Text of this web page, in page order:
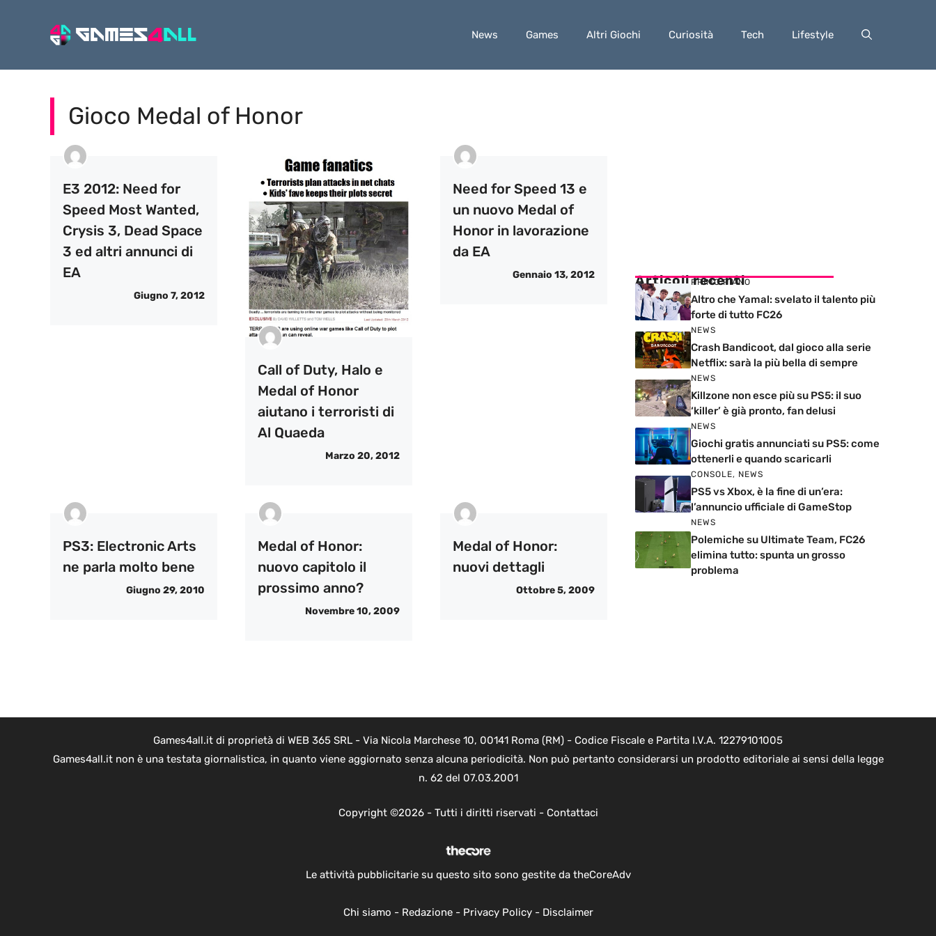
News Games Altri Giochi Curiosità Tech Lifestyle
Gioco Medal of Honor
E3 2012: Need for
Speed Most Wanted,
Crysis 3, Dead Space
3 ed altri annunci di
EA
Giugno 7, 2012
Call of Duty, Halo e
Medal of Honor
aiutano i terroristi di
Al Quaeda
Marzo 20, 2012
Need for Speed 13 e
un nuovo Medal of
Honor in lavorazione
da EA
Gennaio 13, 2012
PS3: Electronic Arts
ne parla molto bene
Giugno 29, 2010
Medal of Honor:
nuovo capitolo il
prossimo anno?
Novembre 10, 2009
Medal of Honor:
nuovi dettagli
Ottobre 5, 2009
Articoli recenti
PRIMO PIANO
Altro che Yamal: svelato il talento più
forte di tutto FC26
NEWS
Crash Bandicoot, dal gioco alla serie
Netflix: sarà la più bella di sempre
NEWS
Killzone non esce più su PS5: il suo
‘killer’ è già pronto, fan delusi
NEWS
Giochi gratis annunciati su PS5: come
ottenerli e quando scaricarli
CONSOLE, NEWS
PS5 vs Xbox, è la fine di un’era:
l’annuncio ufficiale di GameStop
NEWS
Polemiche su Ultimate Team, FC26
elimina tutto: spunta un grosso
problema
Games4all.it di proprietà di WEB 365 SRL - Via Nicola Marchese 10, 00141 Roma (RM) - Codice Fiscale e Partita I.V.A. 12279101005
Games4all.it non è una testata giornalistica, in quanto viene aggiornato senza alcuna periodicità. Non può pertanto considerarsi un prodotto editoriale ai sensi della legge
n. 62 del 07.03.2001
Copyright ©2026 - Tutti i diritti riservati - Contattaci
Le attività pubblicitarie su questo sito sono gestite da theCoreAdv
Chi siamo - Redazione- Privacy Policy- Disclaimer